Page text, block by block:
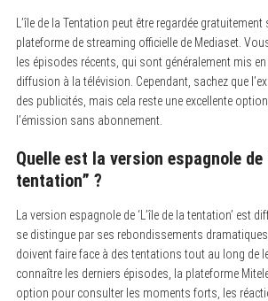
L’île de la Tentation peut être regardée gratuitement
plateforme de streaming officielle de Mediaset.
les épisodes récents, qui sont généralement mis
diffusion à la télévision. Cependant, sachez que
des publicités, mais cela reste une excellente
l’émission sans abonnement.
Quelle est la version espagnole de
tentation” ?
La version espagnole de ‘L’île de la tentation’ est
se distingue par ses rebondissements
doivent faire face à des tentations tout au long de
connaître les derniers épisodes, la plateforme
option pour consulter les moments forts, les